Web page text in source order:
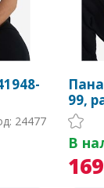
24477
99,
В